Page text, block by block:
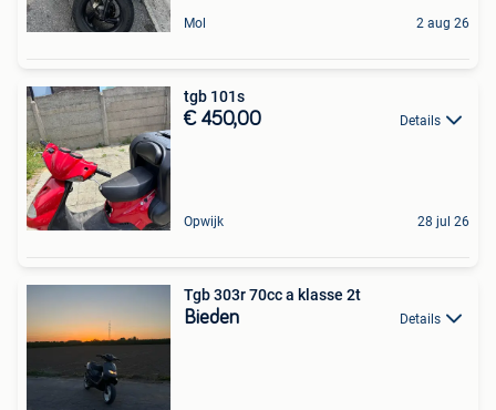
Mol 2 aug 26
tgb 101s
€ 450,00 Details
Opwijk 28 jul 26
Tgb 303r 70cc a klasse 2t
Bieden Details